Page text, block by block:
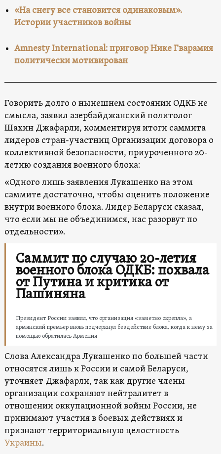
«На снегу все становится одинаковым».
Истории участников войны
Amnesty International: приговор Нике Гварамия
политически мотивирован
Говорить долго о нынешнем состоянии ОДКБ не
смысла, заявил азербайджанский политолог
Шахин Джафарли, комментируя итоги саммита
лидеров стран-участниц Организации договора о
коллективной безопасности, приуроченного 20-
летию создания военного блока:
«Одного лишь заявления Лукашенко на этом
саммите достаточно, чтобы оценить положение
внутри военного блока. Лидер Беларуси сказал,
что если мы не объединимся, нас разорвут по
отдельности».
Саммит по случаю 20-летия
военного блока ОДКБ: похвала
от Путина и критика от
Пашиняна
Президент России заявил, что организация «заметно окрепла», а
армянский премьер вновь подчеркнул бездействие блока, когда к нему за
помощью обратилась Армения
Слова Александра Лукашенко по большей части
относятся лишь к России и самой Беларуси,
уточняет Джафарли, так как другие члены
организации сохраняют нейтралитет в
отношении оккупационной войны России, не
принимают участия в боевых действиях и
признают территориальную целостность
Украины.